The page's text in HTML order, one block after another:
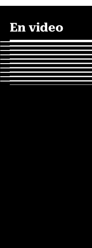
En video